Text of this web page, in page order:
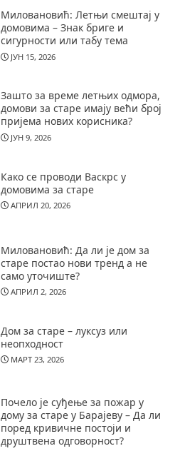
Миловановић: Летњи смештај у
домовима – Знак бриге и
сигурности или табу тема
ЈУН 15, 2026
Зашто за време летњих одмора,
домови за старе имају већи број
пријема нових корисника?
ЈУН 9, 2026
Како се проводи Васкрс у
домовима за старе
АПРИЛ 20, 2026
Миловановић: Да ли је дом за
старе постао нови тренд а не
само уточиште?
АПРИЛ 2, 2026
Дом за старе – луксуз или
неопходност
МАРТ 23, 2026
Почело је суђење за пожар у
дому за старе у Барајеву – Да ли
поред кривичне постоји и
друштвена одговорност?